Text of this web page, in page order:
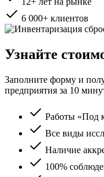
6 000+ клиентов
Узнайте
Заполните форму и
предприятия за 10
Работы «Под
Все виды
Наличие
100%